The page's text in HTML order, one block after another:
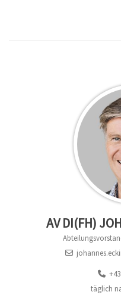
AV DI(FH)
täglich